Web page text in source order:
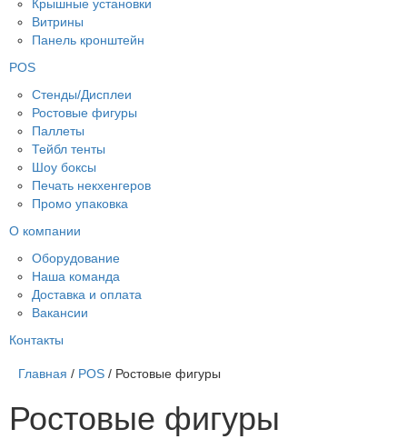
Крышные установки
Витрины
Панель кронштейн
POS
Стенды/Дисплеи
Ростовые фигуры
Паллеты
Тейбл тенты
Шоу боксы
Печать некхенгеров
Промо упаковка
О компании
Оборудование
Наша команда
Доставка и оплата
Вакансии
Контакты
Главная / POS / Ростовые фигуры
Ростовые фигуры